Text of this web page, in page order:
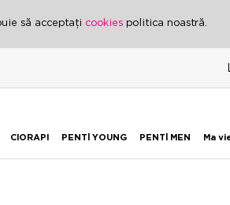
să acceptați cookies politica noastră.
CIORAPI PENTİ YOUNG PENTİ MEN Ma